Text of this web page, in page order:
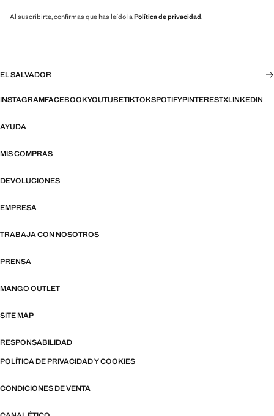
Al suscribirte, confirmas que has leído la Política de privacidad.
EL SALVADOR
INSTAGRAMFACEBOOKYOUTUBETIKTOKSPOTIFYPINTERESTXLINKEDIN
AYUDA
MIS COMPRAS
DEVOLUCIONES
EMPRESA
TRABAJA CON NOSOTROS
PRENSA
MANGO OUTLET
SITE MAP
RESPONSABILIDAD
POLÍTICA DE PRIVACIDAD Y COOKIES
CONDICIONES DE VENTA